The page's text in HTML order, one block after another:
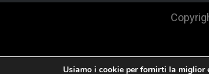
Usiamo i cookie per fornirti la miglior